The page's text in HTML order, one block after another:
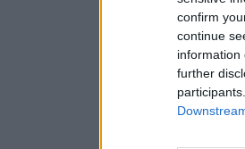
confirm
continue
information
further